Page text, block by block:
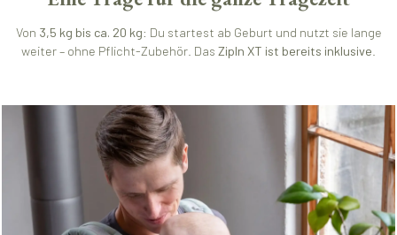
Von 3,5 kg bis ca. 20 kg: Du startest ab Geburt und nutzt sie lange
weiter – ohne Pflicht-Zubehör. Das ZipIn XT ist bereits inklusive